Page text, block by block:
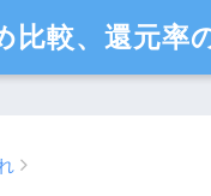
較、還元率